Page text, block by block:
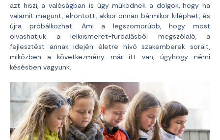
azt hiszi, a valóságban is úgy működnek a dolgok, hogy ha
valamit megunt, elrontott, akkor onnan bármikor kiléphet, és
újra próbálkozhat. Ami a legszomorúbb, hogy most
olvashatjuk a lelkiismeret-furdalásból megszólaló, a
fejlesztést annak idején életre hívó szakemberek sorait,
miközben a következmény már itt van, úgyhogy némi
késésben vagyunk.